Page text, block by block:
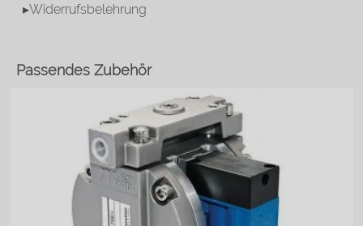
▸Widerrufsbelehrung
Passendes Zubehör